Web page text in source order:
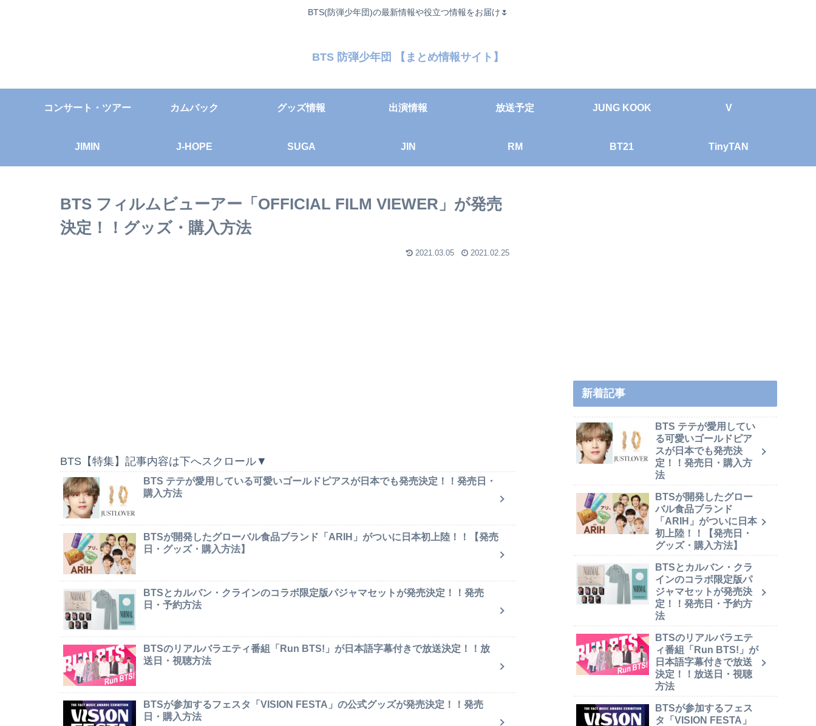
BTS(防弾少年団)の最新情報や役立つ情報をお届け🌷
BTS 防弾少年団 【まとめ情報サイト】
コンサート・ツアー カムバック グッズ情報 出演情報 放送予定 JUNG KOOK V
JIMIN J-HOPE SUGA JIN RM BT21 TinyTAN
BTS フィルムビューアー「OFFICIAL FILM VIEWER」が発売
決定！！グッズ・購入方法
2021.03.05 2021.02.25
BTS【特集】記事内容は下へスクロール▼
BTS テテが愛用している可愛いゴールドピアスが日本でも発売決定！！発売日・
購入方法
BTSが開発したグローバル食品ブランド「ARIH」がついに日本初上陸！！【発売
日・グッズ・購入方法】
BTSとカルバン・クラインのコラボ限定版パジャマセットが発売決定！！発売
日・予約方法
BTSのリアルバラエティ番組「Run BTS!」が日本語字幕付きで放送決定！！放
送日・視聴方法
BTSが参加するフェスタ「VISION FESTA」の公式グッズが発売決定！！発売
日・購入方法
新着記事
BTS テテが愛用してい
る可愛いゴールドピア
スが日本でも発売決
定！！発売日・購入方
法
BTSが開発したグロー
バル食品ブランド
「ARIH」がついに日本
初上陸！！【発売日・
グッズ・購入方法】
BTSとカルバン・クラ
インのコラボ限定版パ
ジャマセットが発売決
定！！発売日・予約方
法
BTSのリアルバラエテ
ィ番組「Run BTS!」が
日本語字幕付きで放送
決定！！放送日・視聴
方法
BTSが参加するフェス
タ「VISION FESTA」